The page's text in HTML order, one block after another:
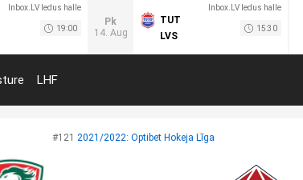
Inbox.LV ledus halle
19:00
Pk
14. Aug
Inbox.LV ledus halle
TUT
LVS
15:30
LHF
#121 2021/2022: Optibet Hokeja Līga